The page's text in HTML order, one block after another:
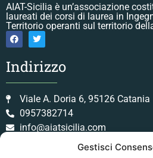
Gestisci
AIAT-Sicilia è un’associazione
laureati dei corsi di laurea in
Territorio operanti sul territorio
Indirizzo
Viale A. Doria 6, 95126 Catania
0957382714
info@aiatsicilia.com
Orari Lavorativi